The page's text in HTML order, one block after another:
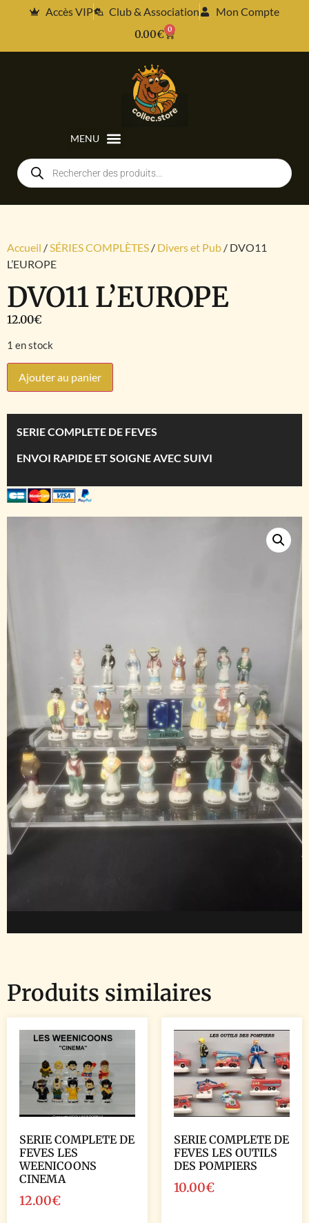
Accès VIP Club & Association
Mon Compte
0.00€ 0
Accueil /SÉRIES COMPLÈTES / Divers et Pub / DVO11
L’EUROPE
DVO11 L’EUROPE
12.00€
1 en stock
Ajouter au panier
SERIE COMPLETE DE FEVES
ENVOI RAPIDE ET SOIGNE AVEC SUIVI
Produits similaires
SERIE COMPLETE DE
FEVES LES
WEENICOONS
CINEMA
12.00€
SERIE COMPLETE DE
FEVES LES OUTILS
DES POMPIERS
10.00€